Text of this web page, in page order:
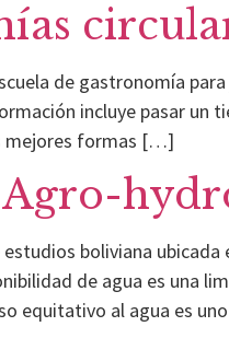
de gastronomía
incluye pasar un
mejores formas […]
boliviana
de agua es una
equitativo al agua es